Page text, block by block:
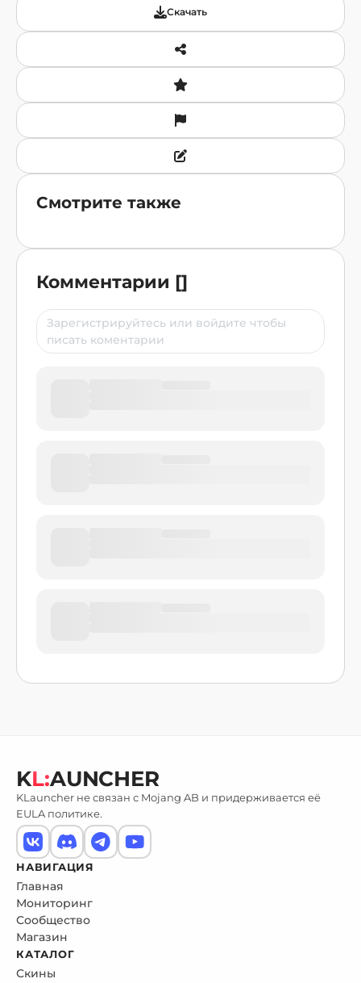
Скачать
Смотрите также
Комментарии []
KL:AUNCHER
KLauncher не связан с Mojang AB и придерживается её
EULA политике.
НАВИГАЦИЯ
Главная
Мониторинг
Сообщество
Магазин
КАТАЛОГ
Скины